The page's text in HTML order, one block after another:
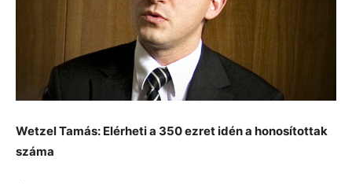
Wetzel Tamás: Elérheti a 350 ezret idén a honosítottak
száma